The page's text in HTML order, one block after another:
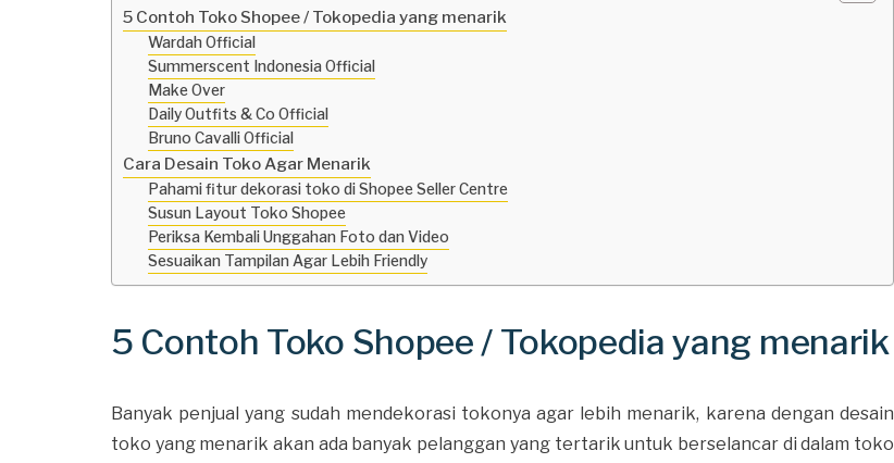
5 Contoh Toko Shopee / Tokopedia yang menarik
Wardah Official
Summerscent Indonesia Official
Make Over
Daily Outfits & Co Official
Bruno Cavalli Official
Cara Desain Toko Agar Menarik
Pahami fitur dekorasi toko di Shopee Seller Centre
Susun Layout Toko Shopee
Periksa Kembali Unggahan Foto dan Video
Sesuaikan Tampilan Agar Lebih Friendly
5 Contoh Toko Shopee / Tokopedia yang menarik
Banyak penjual yang sudah mendekorasi tokonya agar lebih menarik, karena dengan desain
toko yang menarik akan ada banyak pelanggan yang tertarik untuk berselancar di dalam toko